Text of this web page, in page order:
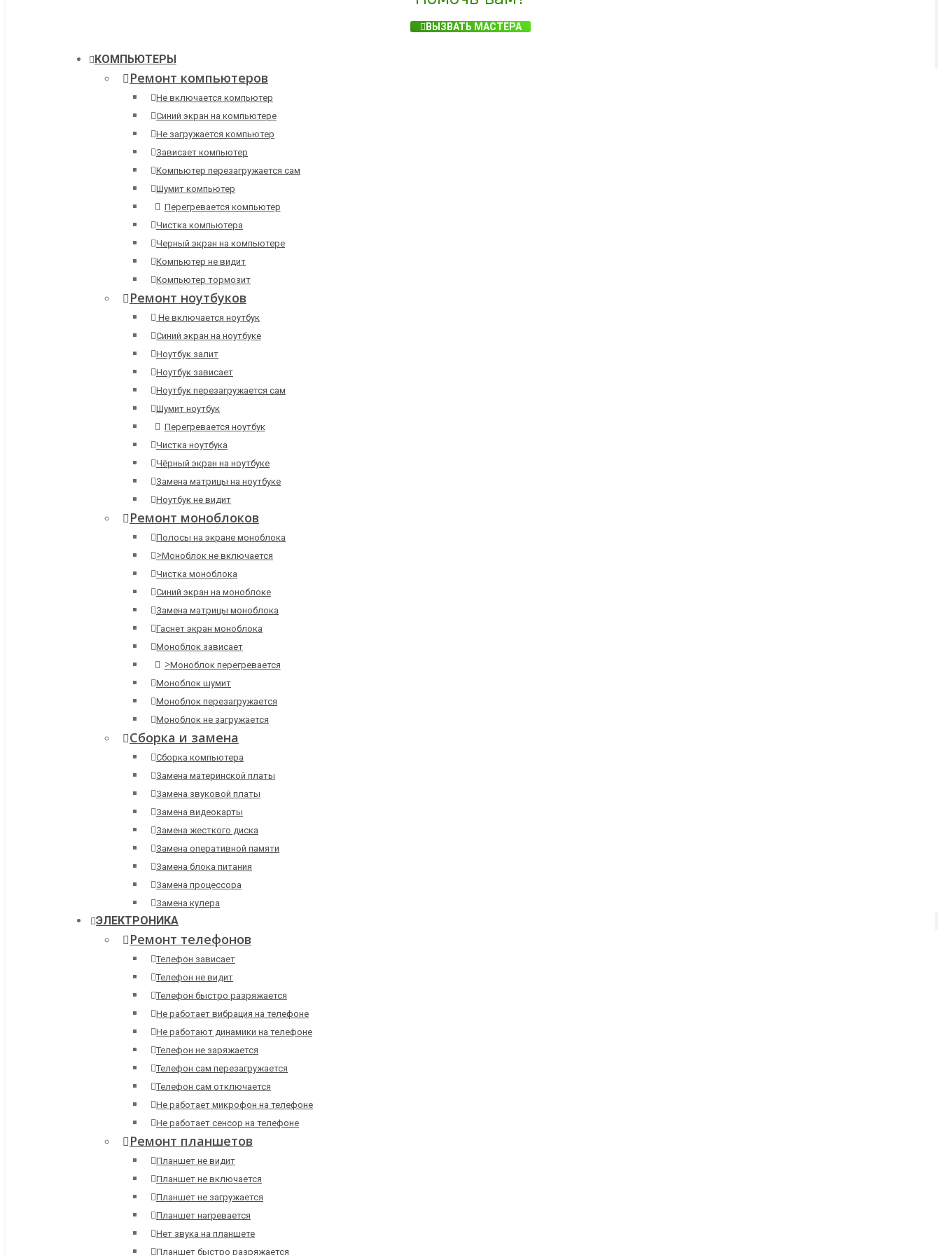
ВЫЗВАТЬ МАСТЕРА
КОМПЬЮТЕРЫ
Ремонт компьютеров
Не включается компьютер
Синий экран на компьютере
Не загружается компьютер
Зависает компьютер
Компьютер перезагружается сам
Шумит компьютер
Перегревается компьютер
Чистка компьютера
Черный экран на компьютере
Компьютер не видит
Компьютер тормозит
Ремонт ноутбуков
Не включается ноутбук
Синий экран на ноутбуке
Ноутбук залит
Ноутбук зависает
Ноутбук перезагружается сам
Шумит ноутбук
Перегревается ноутбук
Чистка ноутбука
Чёрный экран на ноутбуке
Замена матрицы на ноутбуке
Ноутбук не видит
Ремонт моноблоков
Полосы на экране моноблока
>Моноблок не включается
Чистка моноблока
Синий экран на моноблоке
Замена матрицы моноблока
Гаснет экран моноблока
Моноблок зависает
>Моноблок перегревается
Моноблок шумит
Моноблок перезагружается
Моноблок не загружается
Сборка и замена
Сборка компьютера
Замена материнской платы
Замена звуковой платы
Замена видеокарты
Замена жесткого диска
Замена оперативной памяти
Замена блока питания
Замена процессора
Замена кулера
ЭЛЕКТРОНИКА
Ремонт телефонов
Телефон зависает
Телефон не видит
Телефон быстро разряжается
Не работает вибрация на телефоне
Не работают динамики на телефоне
Телефон не заряжается
Телефон сам перезагружается
Телефон сам отключается
Не работает микрофон на телефоне
Не работает сенсор на телефоне
Ремонт планшетов
Планшет не видит
Планшет не включается
Планшет не загружается
Планшет нагревается
Нет звука на планшете
Планшет быстро разряжается